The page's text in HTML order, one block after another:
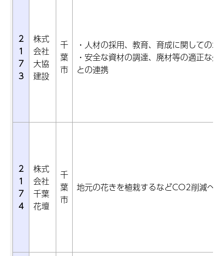
2
1
7
3
株式
会社
大協
建設
千
葉
市
・人材の採用、教育、育成に関しての
・安全な資材の調達、廃材等の適正な
との連携
2
1
7
4
株式
会社
千葉
花壇
千
葉
市
地元の花きを植栽するなどCO2削減へ